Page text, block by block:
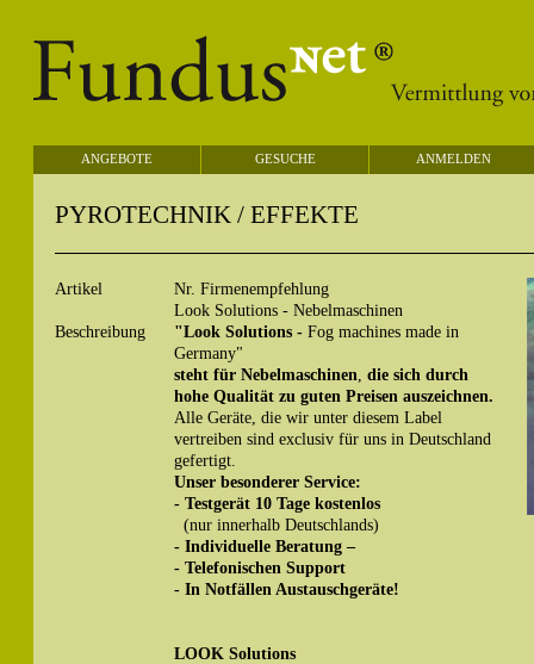
ANGEBOTE GESUCHE ANMELDEN
PYROTECHNIK / EFFEKTE
Artikel
Nr. Firmenempfehlung
Look Solutions - Nebelmaschinen
Beschreibung
"Look Solutions - Fog machines made in
Germany"
steht für Nebelmaschinen die sich durch
hohe Qualität zu guten Preisen auszeichnen.
Alle Geräte, die wir unter diesem Label
vertreiben sind exclusiv für uns in Deutschland
gefertigt.
Unser besonderer Service:
- Testgerät 10 Tage kostenlos
(nur innerhalb Deutschlands)
- Individuelle Beratung –
- Telefonischen Support
- In Notfällen Austauschgeräte!
LOOK Solutions